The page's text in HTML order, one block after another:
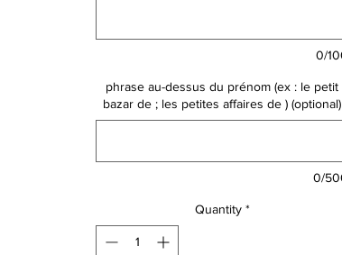
Idéal pour un cadeau de naissance à offrir ou
Vous pouvez compléter le cadeau avec une affiche,
un lange de la même collection ou d'un autre
0/
phrase au-dessus du prénom (ex : le petit
bazar de ; les petites affaires de ) (optional)
0/
Quantity *